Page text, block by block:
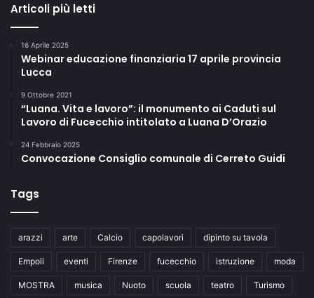
Articoli più letti
16 Aprile 2025
Webinar educazione finanziaria 17 aprile provincia
Lucca
9 Ottobre 2021
“Luana. Vita e lavoro”: il monumento ai Caduti sul
Lavoro di Fucecchio intitolato a Luana D’Orazio
24 Febbraio 2025
Convocazione Consiglio comunale di Cerreto Guidi
Tags
arazzi arte Calcio capolavori dipinto su tavola
Empoli eventi Firenze fucecchio istruzione moda
MOSTRA musica Nuoto scuola teatro Turismo